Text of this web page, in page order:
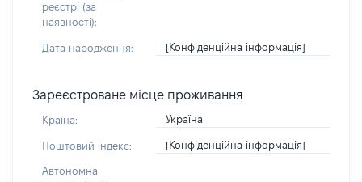
реєстрі (за
наявності):
Дата народження: [Конфіденційна інформація]
Зареєстроване місце проживання
Країна: Україна
Поштовий індекс: [Конфіденційна інформація]
Автономна